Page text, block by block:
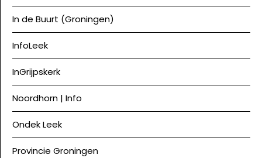
In de Buurt (Groningen)
InfoLeek
InGrijpskerk
Noordhorn | Info
Ondek Leek
Provincie Groningen